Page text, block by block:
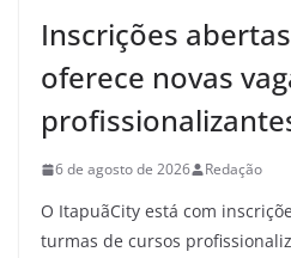
Inscrições
oferece novas
6 de agosto de 2026 Redação
O ItapuãCity está com
turmas de cursos